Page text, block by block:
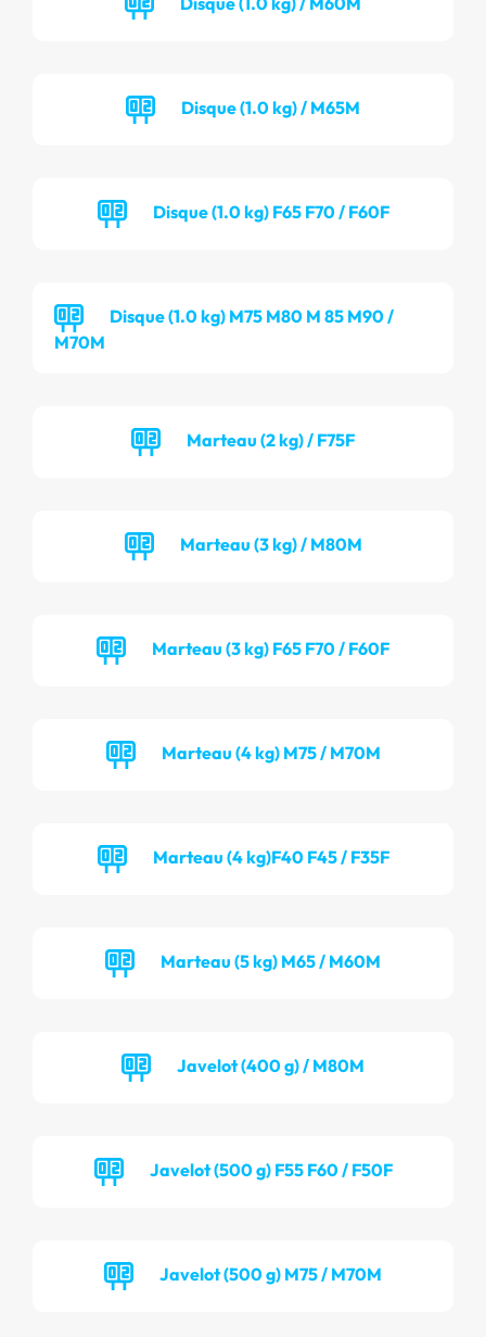
Disque (1.0 kg) / M65M
Disque (1.0 kg) F65 F70 / F60F
Disque (1.0 kg) M75 M80 M 85 M90 /
M70M
Marteau (2 kg) / F75F
Marteau (3 kg) / M80M
Marteau (3 kg) F65 F70 / F60F
Marteau (4 kg) M75 / M70M
Marteau (4 kg)F40 F45 / F35F
Marteau (5 kg) M65 / M60M
Javelot (400 g) / M80M
Javelot (500 g) F55 F60 / F50F
Javelot (500 g) M75 / M70M